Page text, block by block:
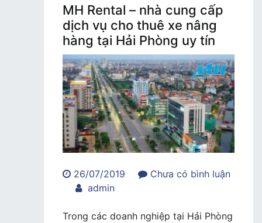
MH Rental – nhà cung cấp
dịch vụ cho thuê xe nâng
hàng tại Hải Phòng uy tín
26/07/2019
Chưa có bình luận
trong
Rental
admin
Trong các doanh nghiệp tại Hải Phòng